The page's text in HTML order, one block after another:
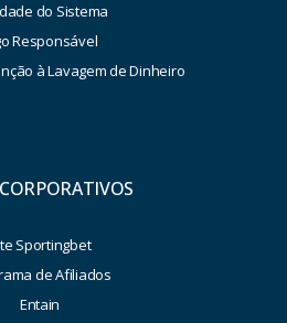
do Sistema
Responsável
à Lavagem de Dinheiro
Sportingbet
de Afiliados
Entain